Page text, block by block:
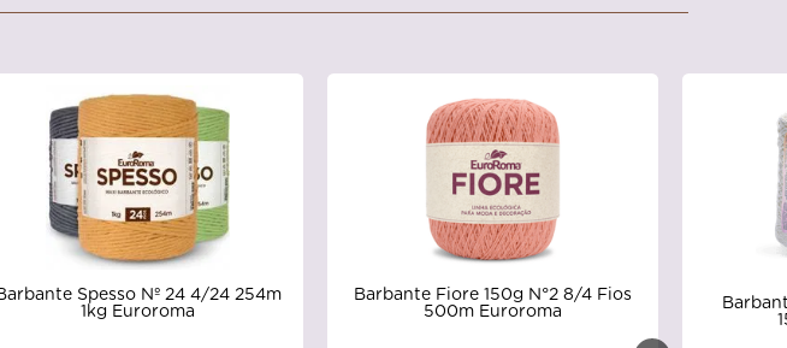
Spesso Nº 24 4/24 254m
1kg Euroroma
Barbante Fiore 150g N°2 8/4 Fios
500m Euroroma